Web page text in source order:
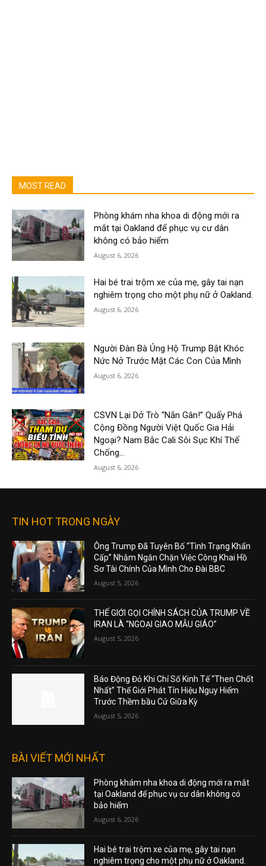
MOST READ
Phòng khám nha khoa di động mới ra
mắt tại Oakland để phục vụ cư dân
không có bảo hiểm
August 6, 2026
Hai bé trai trộm xe của mẹ, gây tai nạn
nghiêm trọng cho một phụ nữ ở Oakland.
August 6, 2026
Người Đàn Bà Ủng Hộ Trump Bật Khóc
Nức Nở Trước Mặt Các Con Của Mình
August 6, 2026
CSVN Lại Dở Trò “Nắn Gân!” Quấy Phá
Cộng Đồng Người Việt Quốc Gia Hải
Ngoại? Nam Bắc Cali Sôi Sục Khí Thế
Chống...
August 6, 2026
TIN HOT TRONG NGÀY
Ông Trump Đã Tuyên Bố “Tình Trạng Khẩn
Cấp” Nhằm Ngăn Chặn Việc Công Khai Hồ
Sơ Tài Chính Của Mình Cho Đài BBC
August 5, 2026
THẾ GIỚI GỌI CHÍNH SÁCH CỦA TRUMP VỀ
IRAN LÀ “NGOẠI GIAO MẪU GIÁO”
August 5, 2026
Báo Động Đỏ Khi Chỉ Số Kinh Tế “Then Chốt
Nhất” Thế Giới Phát Tín Hiệu Nguy Hiểm
Trước Thềm bầu Cử Giữa Kỳ
August 5, 2026
BÀI VIẾT MỚI NHẤT
Phòng khám nha khoa di động mới ra mắt
tại Oakland để phục vụ cư dân không có
bảo hiểm
August 6, 2026
Hai bé trai trộm xe của mẹ, gây tai nạn
nghiêm trọng cho một phụ nữ ở Oakland.